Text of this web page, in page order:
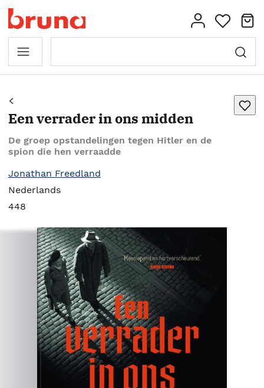
Een verrader in ons midden
De groep opstandelingen tegen Hitler en de
spion die hen verraadde
Jonathan Freedland
Nederlands
448